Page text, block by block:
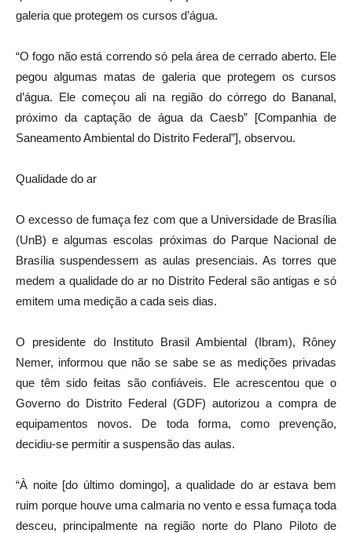
galeria que protegem os cursos d’água.
“O fogo não está correndo só pela área de cerrado aberto. Ele
pegou algumas matas de galeria que protegem os cursos
d’água. Ele começou ali na região do córrego do Bananal,
próximo da captação de água da Caesb” [Companhia de
Saneamento Ambiental do Distrito Federal”], observou.
Qualidade do ar
O excesso de fumaça fez com que a Universidade de Brasília
(UnB) e algumas escolas próximas do Parque Nacional de
Brasília suspendessem as aulas presenciais. As torres que
medem a qualidade do ar no Distrito Federal são antigas e só
emitem uma medição a cada seis dias.
O presidente do Instituto Brasil Ambiental (Ibram), Rôney
Nemer, informou que não se sabe se as medições privadas
que têm sido feitas são confiáveis. Ele acrescentou que o
Governo do Distrito Federal (GDF) autorizou a compra de
equipamentos novos. De toda forma, como prevenção,
decidiu-se permitir a suspensão das aulas.
“À noite [do último domingo], a qualidade do ar estava bem
ruim porque houve uma calmaria no vento e essa fumaça toda
desceu, principalmente na região norte do Plano Piloto de